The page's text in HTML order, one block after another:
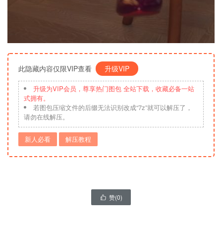
此隐藏内容仅限VIP查看 升级VIP
升级为VIP会员，尊享热门图包 全站下载，收藏必备一站
式拥有。
若图包压缩文件的后缀无法识别改成“7z”就可以解压了，
请勿在线解压。
新人必看 解压教程
 赞(0)